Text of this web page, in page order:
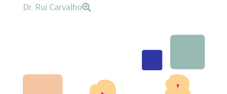
Dr. Rui Carvalho